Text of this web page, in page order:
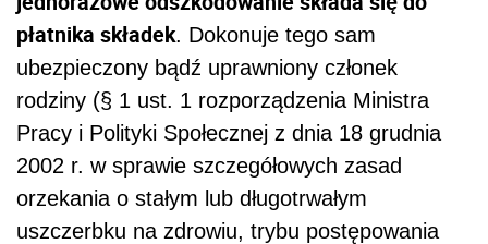
płatnika składek. Dokonuje tego sam
ubezpieczony bądź uprawniony członek
rodziny (§ 1 ust. 1 rozporządzenia Ministra
Pracy i Polityki Społecznej z dnia 18 grudnia
2002 r. w sprawie szczegółowych zasad
orzekania o stałym lub długotrwałym
uszczerbku na zdrowiu, trybu postępowania